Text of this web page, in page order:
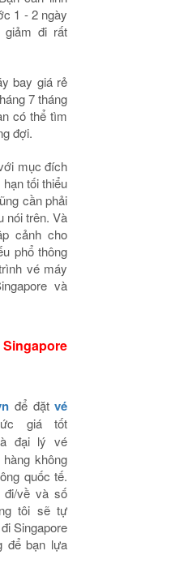
1 - 2 ngày
đi rất
bay giá rẻ
7 tháng
có thể tìm
đợi.
mục đích
tối thiểu
cần phải
nói trên. Và
cảnh cho
phổ thông
vé máy
và
để đặtvé
giá tốt
đại lý vé
không
quốc tế.
đi/về và số
tôi sẽ tự
Singapore
để bạn lựa